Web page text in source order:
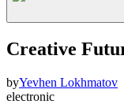
Creative
byYevhen Lokhmatov
electronic